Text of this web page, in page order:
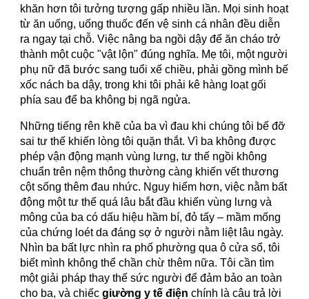
khăn hơn tôi tưởng tượng gấp nhiều lần. Mọi sinh hoạt
từ ăn uống, uống thuốc đến vệ sinh cá nhân đều diễn
ra ngay tại chỗ. Việc nâng ba ngồi dậy để ăn cháo trở
thành một cuộc "vật lộn" đúng nghĩa. Mẹ tôi, một người
phụ nữ đã bước sang tuổi xế chiều, phải gồng mình bế
xốc nách ba dậy, trong khi tôi phải kê hàng loạt gối
phía sau để ba không bị ngã ngửa.
Những tiếng rên khẽ của ba vì đau khi chúng tôi bế đỡ
sai tư thế khiến lòng tôi quặn thắt. Vì ba không được
phép vận động mạnh vùng lưng, tư thế ngồi không
chuẩn trên nệm thông thường càng khiến vết thương
cột sống thêm đau nhức. Nguy hiểm hơn, việc nằm bất
động một tư thế quá lâu bắt đầu khiến vùng lưng và
mông của ba có dấu hiệu hầm bí, đỏ tấy – mầm mống
của chứng loét da đáng sợ ở người nằm liệt lâu ngày.
Nhìn ba bất lực nhìn ra phố phường qua ô cửa sổ, tôi
biết mình không thể chần chừ thêm nữa. Tôi cần tìm
một giải pháp thay thế sức người để đảm bảo an toàn
cho ba, và chiếcgiường y tế điện chính là câu trả lời